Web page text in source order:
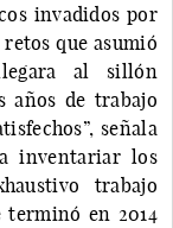
invadidos por
que asumió
al sillón
años de trabajo
señala
inventariar los
trabajo
en 2014